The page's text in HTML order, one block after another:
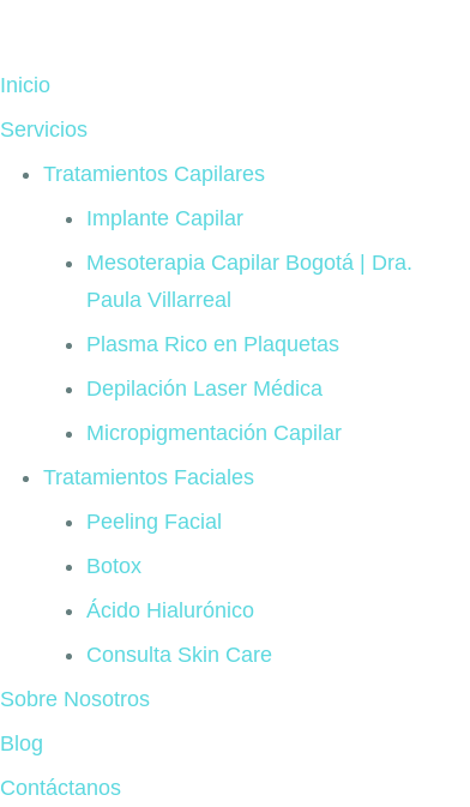
Inicio
Servicios
Tratamientos Capilares
Implante Capilar
Mesoterapia Capilar Bogotá | Dra.
Paula Villarreal
Plasma Rico en Plaquetas
Depilación Laser Médica
Micropigmentación Capilar
Tratamientos Faciales
Peeling Facial
Botox
Ácido Hialurónico
Consulta Skin Care
Sobre Nosotros
Blog
Contáctanos